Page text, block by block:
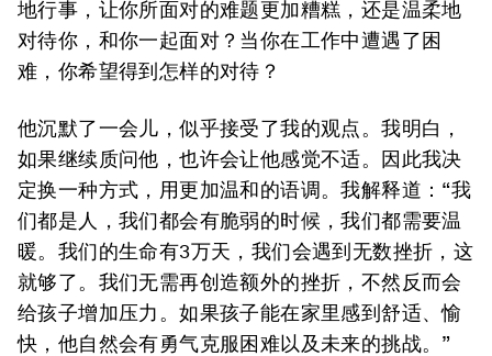
地行事，让你所面对的难题更加糟糕，还是温柔地
对待你，和你一起面对？当你在工作中遭遇了困
难，你希望得到怎样的对待？
他沉默了一会儿，似乎接受了我的观点。我明白，
如果继续质问他，也许会让他感觉不适。因此我决
定换一种方式，用更加温和的语调。我解释道：“我
们都是人，我们都会有脆弱的时候，我们都需要温
暖。我们的生命有3万天，我们会遇到无数挫折，这
就够了。我们无需再创造额外的挫折，不然反而会
给孩子增加压力。如果孩子能在家里感到舒适、愉
快，他自然会有勇气克服困难以及未来的挑战。”